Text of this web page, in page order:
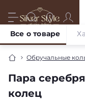
Обручальные
Пара
колец
Все о товаре